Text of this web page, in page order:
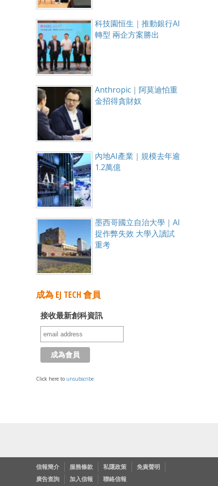
科技園恒生｜推動銀行AI
轉型 兩企方案勝出
Anthropic｜阿莫迪怕重
金招得貪財奴
內地AI產業｜規模去年逾
1.2萬億
墨西哥國立自治大學｜AI
捉作弊失效 大學入讀試
重考
成為 EJ TECH 會員
接收最新創科資訊
Click here to unsubscribe
信報簡介 服務條款 私隱政策
免責聲明
廣告查詢
加入信報 聯絡信報